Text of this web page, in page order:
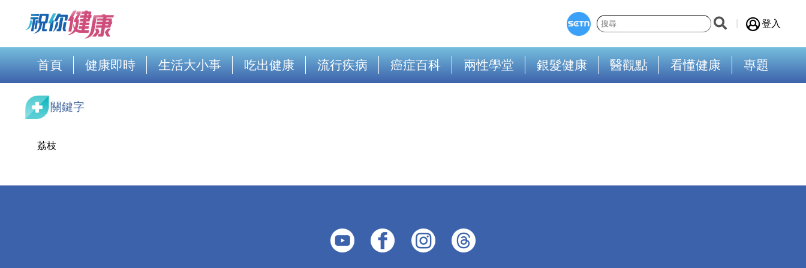
登入
首頁 健康即時 生活大小事 吃出健康 流行疾病 癌症百科 兩性學堂 銀髮健康 醫觀點 看懂健康 專題
關鍵字
荔枝